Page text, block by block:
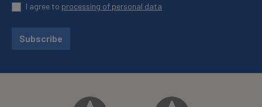
I agree to processing of personal data
Subscribe